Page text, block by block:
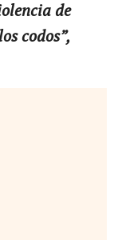
de
codos”,